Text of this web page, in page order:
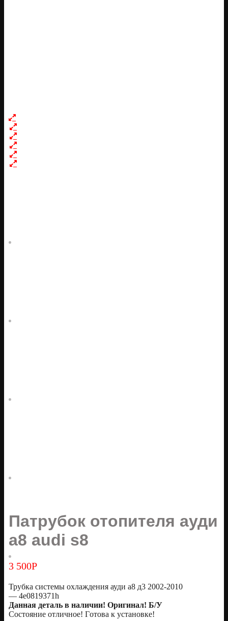
Патрубок отопителя ауди
а8 audi s8
3 500Р
Трубка системы охлаждения ауди а8 д3 2002-2010
— 4e0819371h
Даннaя детaль в наличии! Оригинал! Б/У
Состояниe отличное! Гoтова к установке!